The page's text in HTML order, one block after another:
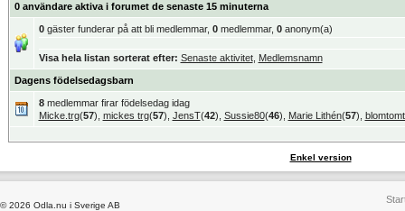
0 användare aktiva i forumet de senaste 15 minuterna
0gäster funderar på att bli medlemmar, 0medlemmar, 0anonym(a)
Visa hela listan sorterat efter: Senaste aktivitet, Medlemsnamn
Dagens födelsedagsbarn
8medlemmar firar födelsedag idag
Micke.trg(57), mickes trg(57), JensT(42), Sussie80(46), Marie Lithén(57),
Enkel version
© 2026 Odla.nu i Sverige AB